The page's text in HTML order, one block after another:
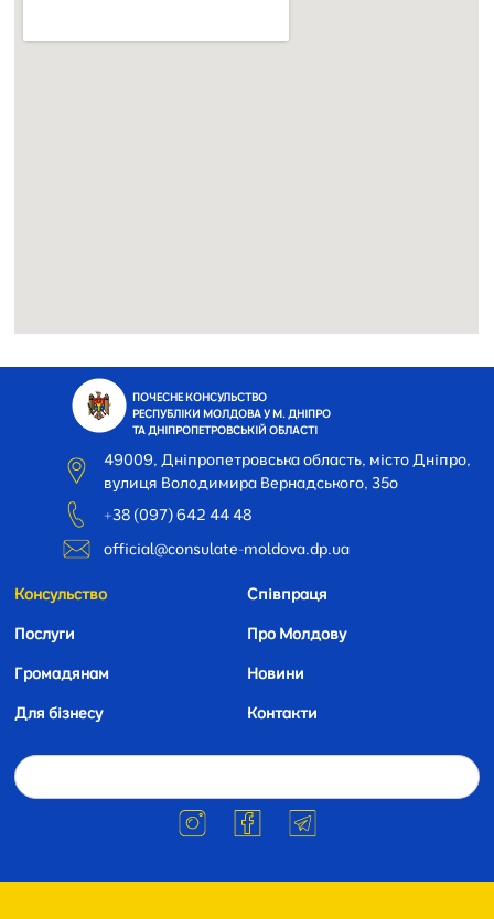
ПОЧЕСНЕ КОНСУЛЬСТВО
РЕСПУБЛІКИ МОЛДОВА У М. ДНІПРО
ТА ДНІПРОПЕТРОВСЬКІЙ ОБЛАСТІ
49009, Дніпропетровська область, місто Дніпро,
вулиця Володимира Вернадського, 35o
+38 (097) 642 44 48
official@consulate-moldova.dp.ua
Консульство
Послуги
Громадянам
Для бізнесу
Співпраця
Про Молдову
Новини
Контакти